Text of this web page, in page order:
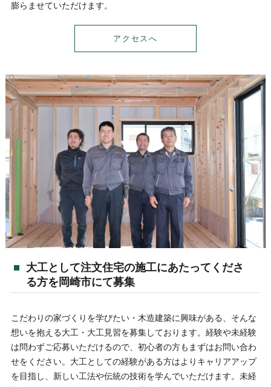
膨らませていただけます。
アクセスへ
大工として注文住宅の施工にあたってくださ
る方を岡崎市にて募集
こだわりの家づくりを学びたい・木造建築に興味がある、そんな
想いを抱える大工・大工見習を募集しております。経験や未経験
は問わずご応募いただけるので、初心者の方もまずはお問い合わ
せをください。大工としての経験がある方はよりキャリアアップ
を目指し、新しい工法や伝統の技術を学んでいただけます。未経